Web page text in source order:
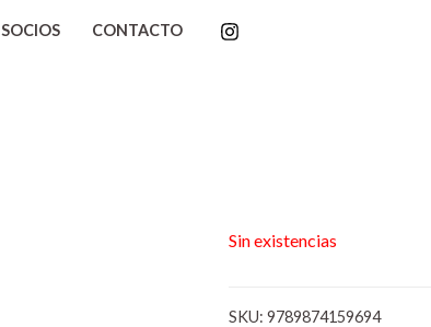
SOCIOS CONTACTO
Alejandro Urdapilleta.
Sin existencias
SKU:9789874159694